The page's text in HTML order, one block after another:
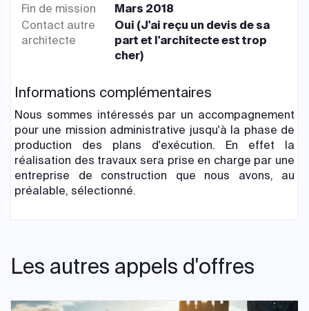
Fin de mission
Mars 2018
Contact autre
architecte
Oui (J'ai reçu un devis de sa
part et l'architecte est trop
cher)
Informations complémentaires
Nous sommes intéressés par un accompagnement
pour une mission administrative jusqu'à la phase de
production des plans d'exécution. En effet la
réalisation des travaux sera prise en charge par une
entreprise de construction que nous avons, au
préalable, sélectionné.
Les autres appels d'offres